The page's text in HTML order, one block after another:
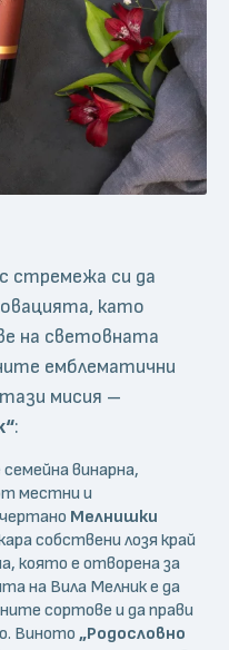
стремежа си да
като
на световната
емблематични
мисия –
:
семейна винарна,
местни и
Мелнишки
собствени лозя край
която е отворена за
на Вила Мелник е да
сортове и да прави
Виното „Родословно